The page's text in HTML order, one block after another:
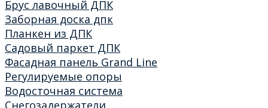
Брус лавочный ДПК
Заборная доска дпк
Планкен из ДПК
Садовый паркет ДПК
Фасадная панель Grand Line
Регулируемые опоры
Водосточная система
Снегозадержатели